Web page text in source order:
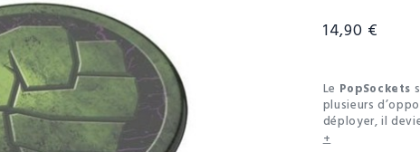
14,90 €
Le PopSockets
plusieurs
déployer, il
ou de selfies. Il
+